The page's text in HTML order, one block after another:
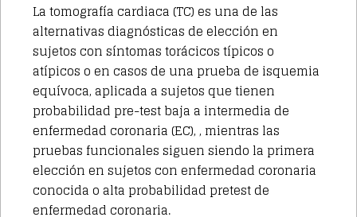
La tomografía cardiaca (TC) es una de las
alternativas diagnósticas de elección en
sujetos con síntomas torácicos típicos o
atípicos o en casos de una prueba de isquemia
equívoca, aplicada a sujetos que tienen
probabilidad pre-test baja a intermedia de
enfermedad coronaria (EC), , mientras las
pruebas funcionales siguen siendo la primera
elección en sujetos con enfermedad coronaria
conocida o alta probabilidad pretest de
enfermedad coronaria.